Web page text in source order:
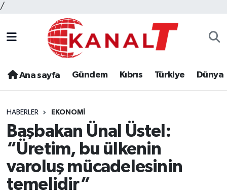
/
Ana sayfa Gündem Kıbrıs Türkiye Dünya
HABERLER EKONOMI
Başbakan Ünal Üstel:
“Üretim, bu ülkenin
varoluş mücadelesinin
temelidir”